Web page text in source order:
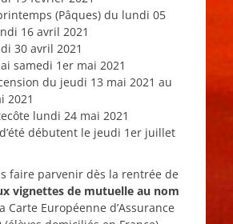
(Pâques) du lundi 05
16 avril 2021
30 avril 2021
samedi 1er mai 2021
du jeudi 13 mai 2021 au
2021
lundi 24 mai 2021
débutent le jeudi 1er juillet
faire parvenir dès la rentrée de
vignettes de mutuelle au nom
Carte Européenne d’Assurance